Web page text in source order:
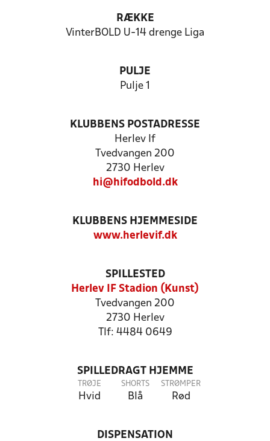
RÆKKE
VinterBOLD U-14 drenge Liga
PULJE
Pulje 1
KLUBBENS POSTADRESSE
Herlev If
Tvedvangen 200
2730 Herlev
hi@hifodbold.dk
KLUBBENS HJEMMESIDE
www.herlevif.dk
SPILLESTED
Herlev IF Stadion (Kunst)
Tvedvangen 200
2730 Herlev
Tlf: 4484 0649
SPILLEDRAGT HJEMME
TRØJE
Hvid
SHORTS
Blå
STRØMPER
Rød
DISPENSATION